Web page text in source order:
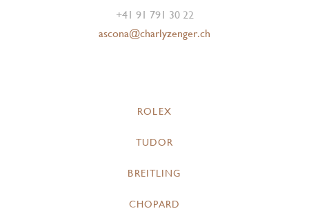
+41 91 791 30 22
ascona@charlyzenger.ch
ROLEX
TUDOR
BREITLING
CHOPARD